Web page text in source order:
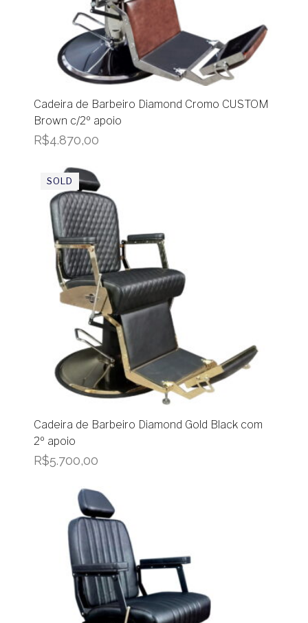
Cadeira de Barbeiro Diamond Cromo CUSTOM
Brown c/2º apoio
R$4.870,00
Cadeira de Barbeiro Diamond Gold Black com
2º apoio
R$5.700,00